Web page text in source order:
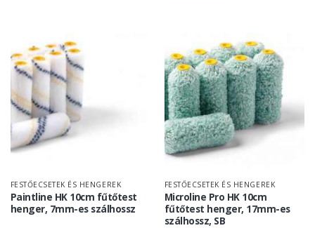
FESTŐECSETEK ÉS HENGEREK
Paintline HK 10cm fűtőtest
henger, 7mm-es szálhossz
FESTŐECSETEK ÉS HENGEREK
Microline Pro HK 10cm
fűtőtest henger, 17mm-es
szálhossz, SB